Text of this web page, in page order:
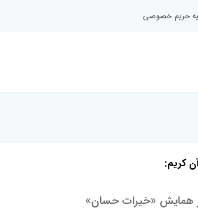
حریم خصوصی
کریم:
همایش «خیرات حسان»